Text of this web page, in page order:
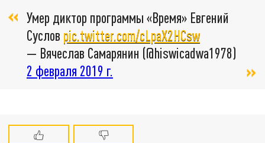
Умер диктор программы «Время» Евгений
Суслов pic.twitter.com/cLpaX2HCsw
— Вячеслав Самарянин (@hiswicadwa1978)
2 февраля 2019 г.